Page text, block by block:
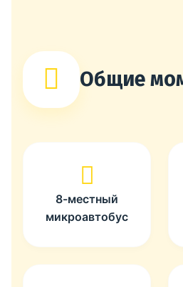
Общие
8-местный
микроавтобус